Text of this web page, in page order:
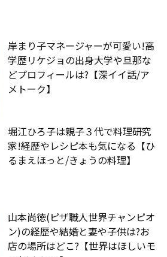
岸まり子マネージャーが可愛い!高
学歴リケジョの出身大学や旦那な
どプロフィールは?【深イイ話/ア
メトーク】
堀江ひろ子は親子３代で料理研究
家!経歴やレシピ本も気になる【ひ
るまえほっと/きょうの料理】
山本尚徳(ピザ職人世界チャンピオ
ン)の経歴や結婚と妻や子供は?お
店の場所はどこ?【世界はほしいモ